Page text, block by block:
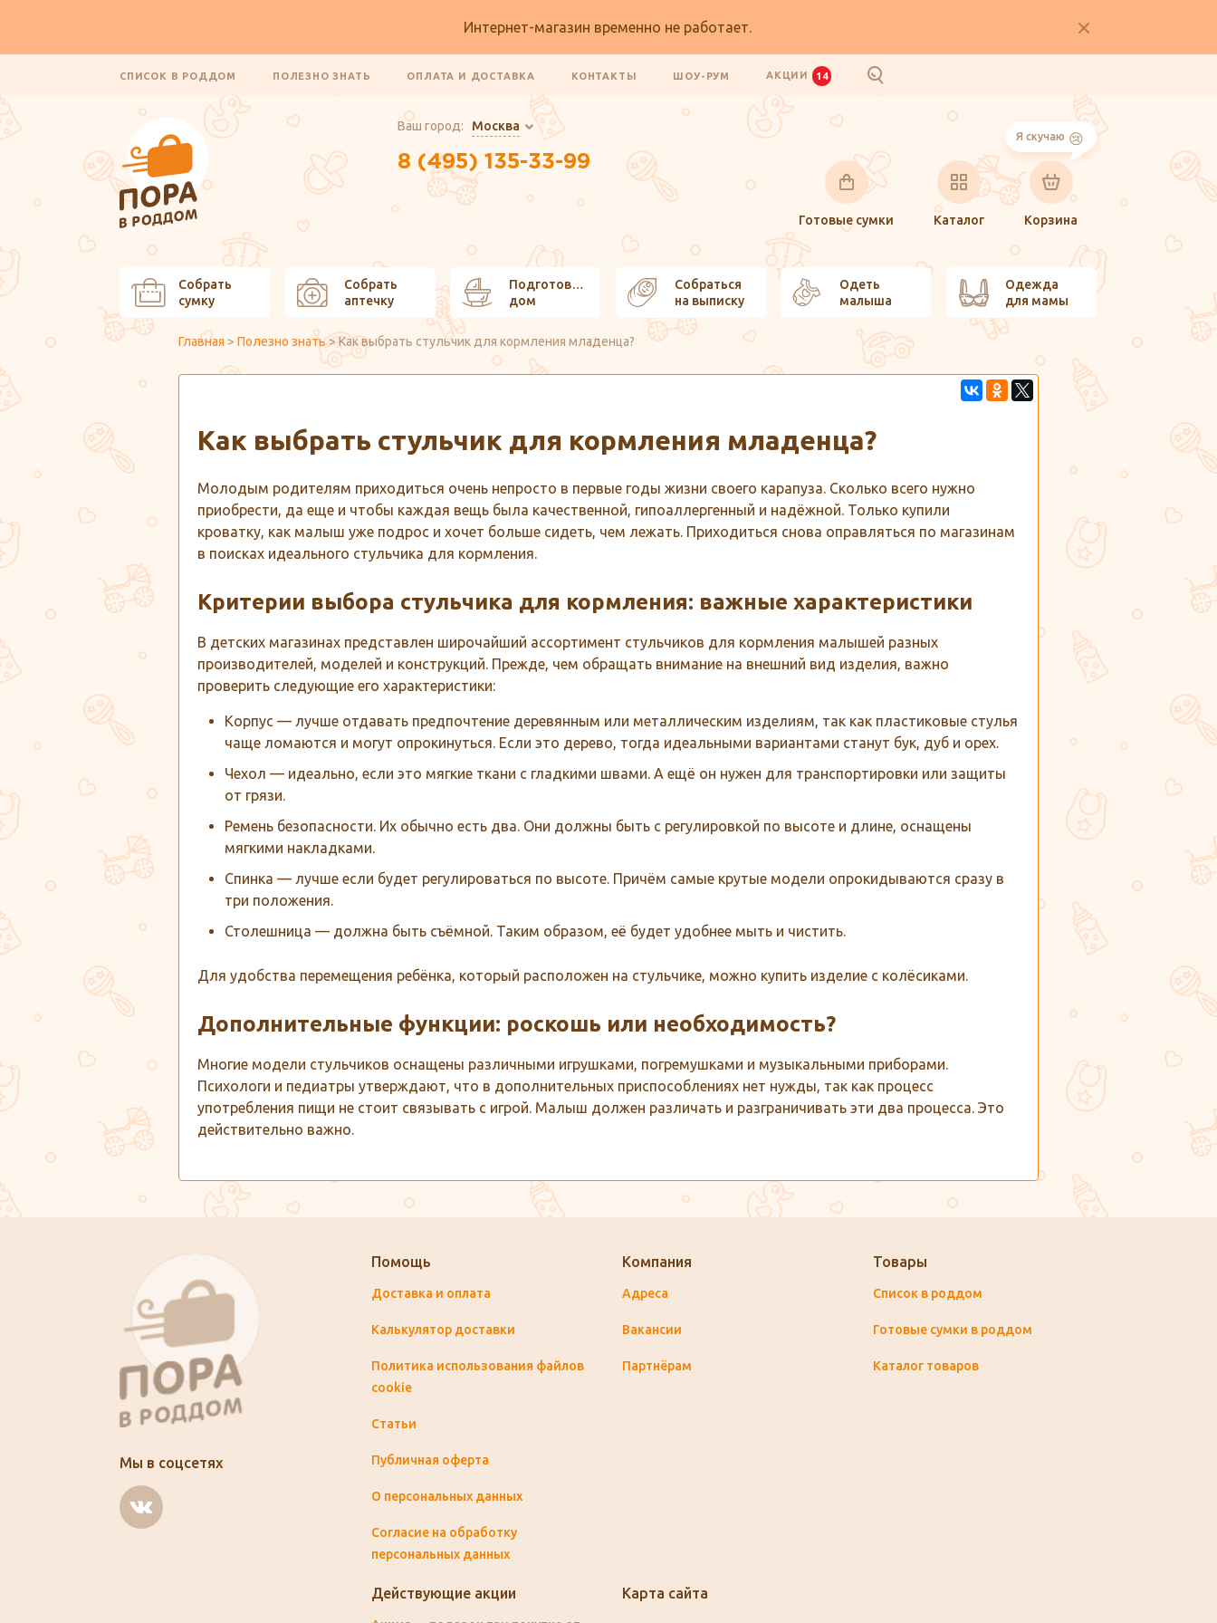
Интернет-магазин временно не работает.
СПИСОК В РОДДОМ ПОЛЕЗНО ЗНАТЬ ОПЛАТА И ДОСТАВКА КОНТАКТЫ ШОУ-РУМ АКЦИИ 14
Ваш город: Москва
8 (495) 135-33-99
Готовые сумки Каталог
Я скучаю
Корзина
Собрать
сумку
Собрать
аптечку
Подготовить
дом
Собраться
на выписку
Одеть
малыша
Одежда
для мамы
Главная > Полезно знать>Как выбрать стульчик для кормления младенца?
Как выбрать стульчик для кормления младенца?
Молодым родителям приходиться очень непросто в первые годы жизни своего карапуза. Сколько всего нужно
приобрести, да еще и чтобы каждая вещь была качественной, гипоаллергенный и надёжной. Только купили
кроватку, как малыш уже подрос и хочет больше сидеть, чем лежать. Приходиться снова оправляться по магазинам
в поисках идеального стульчика для кормления.
Критерии выбора стульчика для кормления: важные характеристики
В детских магазинах представлен широчайший ассортимент стульчиков для кормления малышей разных
производителей, моделей и конструкций. Прежде, чем обращать внимание на внешний вид изделия, важно
проверить следующие его характеристики:
Корпус — лучше отдавать предпочтение деревянным или металлическим изделиям, так как пластиковые стулья
чаще ломаются и могут опрокинуться. Если это дерево, тогда идеальными вариантами станут бук, дуб и орех.
Чехол — идеально, если это мягкие ткани с гладкими швами. А ещё он нужен для транспортировки или защиты
от грязи.
Ремень безопасности. Их обычно есть два. Они должны быть с регулировкой по высоте и длине, оснащены
мягкими накладками.
Спинка — лучше если будет регулироваться по высоте. Причём самые крутые модели опрокидываются сразу в
три положения.
Столешница — должна быть съёмной. Таким образом, её будет удобнее мыть и чистить.
Для удобства перемещения ребёнка, который расположен на стульчике, можно купить изделие с колёсиками.
Дополнительные функции: роскошь или необходимость?
Многие модели стульчиков оснащены различными игрушками, погремушками и музыкальными приборами.
Психологи и педиатры утверждают, что в дополнительных приспособлениях нет нужды, так как процесс
употребления пищи не стоит связывать с игрой. Малыш должен различать и разграничивать эти два процесса. Это
действительно важно.
Мы в соцсетях
Помощь
Доставка и оплата
Калькулятор доставки
Политика использования файлов
cookie
Статьи
Публичная оферта
О персональных данных
Согласие на обработку
персональных данных
Компания
Адреса
Вакансии
Партнёрам
Товары
Список в роддом
Готовые сумки в роддом
Каталог товаров
Действующие акции Карта сайта